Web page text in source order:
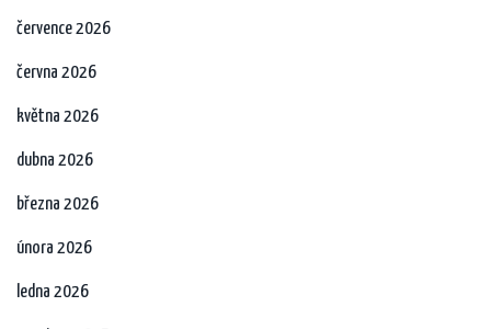
července 2026
června 2026
května 2026
dubna 2026
března 2026
února 2026
ledna 2026